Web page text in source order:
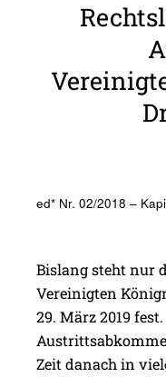
ed* Nr. 02/2018 –
Bislang steht nur
Vereinigten
29. März 2019
Zeit danach in